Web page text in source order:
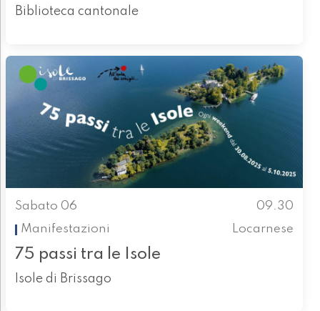
Biblioteca cantonale
Sabato 06
09.30
Manifestazioni
Locarnese
75 passi tra le Isole
Isole di Brissago